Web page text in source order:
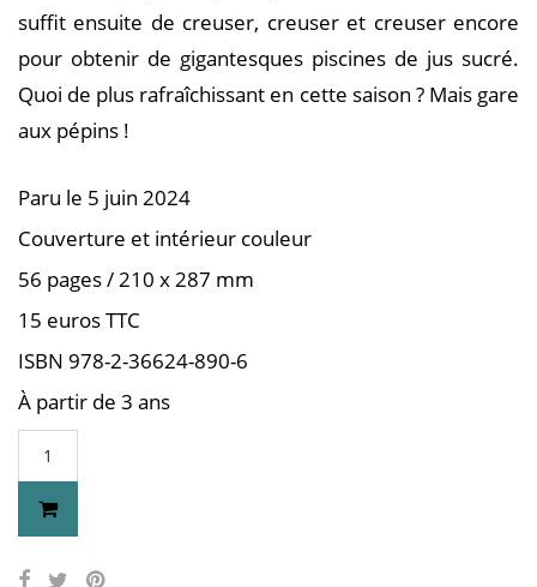
suffit ensuite de creuser, creuser et creuser encore
pour obtenir de gigantesques piscines de jus sucré.
Quoi de plus rafraîchissant en cette saison ? Mais gare
aux pépins !
Paru le 5 juin 2024
Couverture et intérieur couleur
56 pages / 210 x 287 mm
15 euros TTC
ISBN 978-2-36624-890-6
À partir de 3 ans